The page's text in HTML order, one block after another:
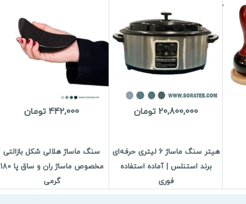
20,800,000 تومان
هیتر سنگ ماساژ 6 لیتری حرفه‌ای
برند استنلس | آماده استفاده
فوری
442,000 تومان
سنگ ماساژ هلالی شکل بازالتی
مخصوص ماساژ ران و ساق پا 180
گرمی